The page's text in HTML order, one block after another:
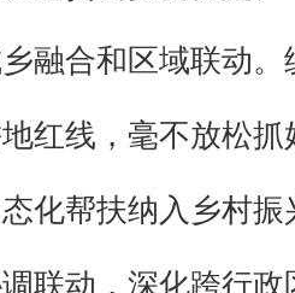
融合和区域联动
红线，毫不放松
化帮扶纳入乡村
联动，深化跨行